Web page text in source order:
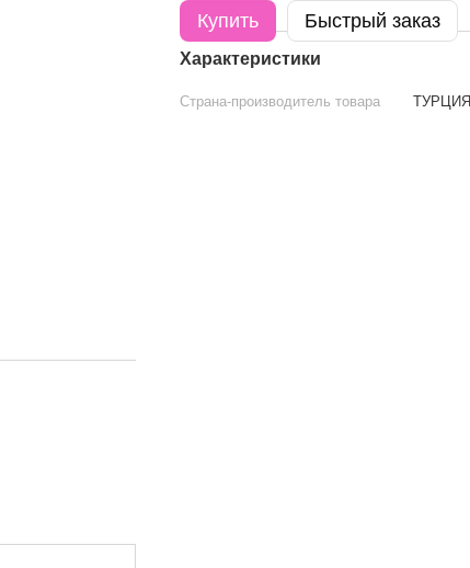
Купить Быстрый заказ
Характеристики
Страна-производитель товара ТУРЦИЯ